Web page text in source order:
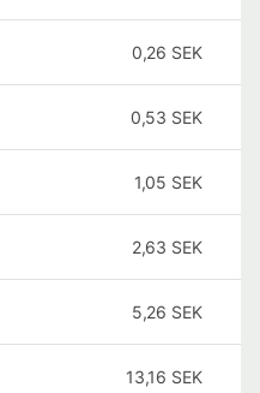
0,26 SEK
0,53 SEK
1,05 SEK
2,63 SEK
5,26 SEK
13,16 SEK